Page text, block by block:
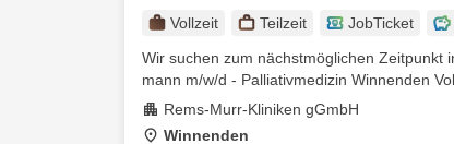
Vollzeit Teilzeit JobTicket
Wir suchen zum nächstmöglichen Zeitpunkt
mann m/w/d - Palliativmedizin Winnenden
Rems-Murr-Kliniken gGmbH
Winnenden